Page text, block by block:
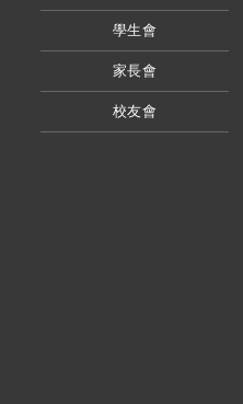
學生會
家長會
校友會